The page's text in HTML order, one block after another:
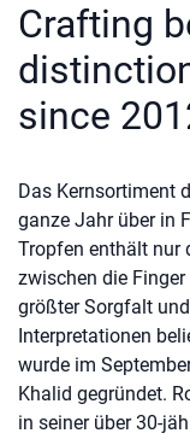
Crafting
since
Das Kernsortiment
ganze Jahr über in
Tropfen enthält nur
zwischen die
größter Sorgfalt
Interpretationen
wurde im
Khalid gegründet.
in seiner über 30-